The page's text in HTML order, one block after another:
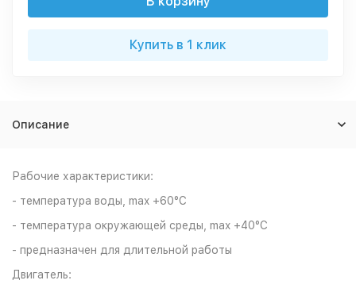
Купить в 1 клик
Описание
Рабочие характеристики:
- температура воды, max +60°С
- температура окружающей среды, max +40°С
- предназначен для длительной работы
Двигатель: